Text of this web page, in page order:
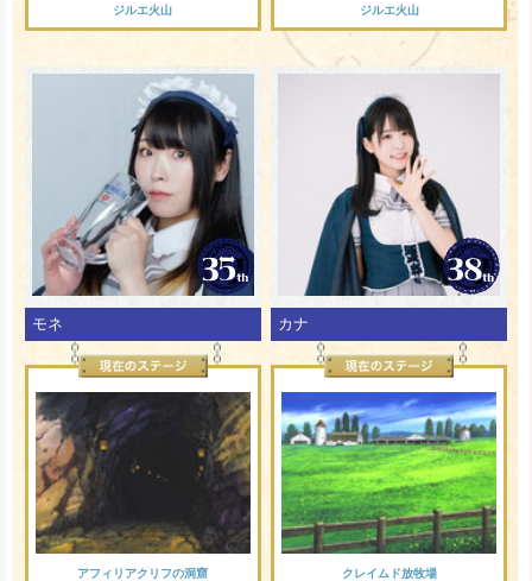
ジルエ火山 ジルエ火山
モネ
アフィリアクリフの洞窟
カナ
クレイムド放牧場